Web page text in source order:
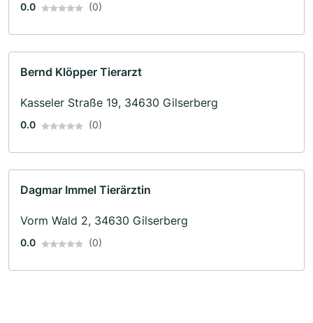
0.0 (0)
Bernd Klöpper Tierarzt
Kasseler Straße 19, 34630 Gilserberg
0.0 (0)
Dagmar Immel Tierärztin
Vorm Wald 2, 34630 Gilserberg
0.0 (0)